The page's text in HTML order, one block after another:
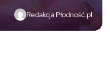
Redakcja Płodność.pl